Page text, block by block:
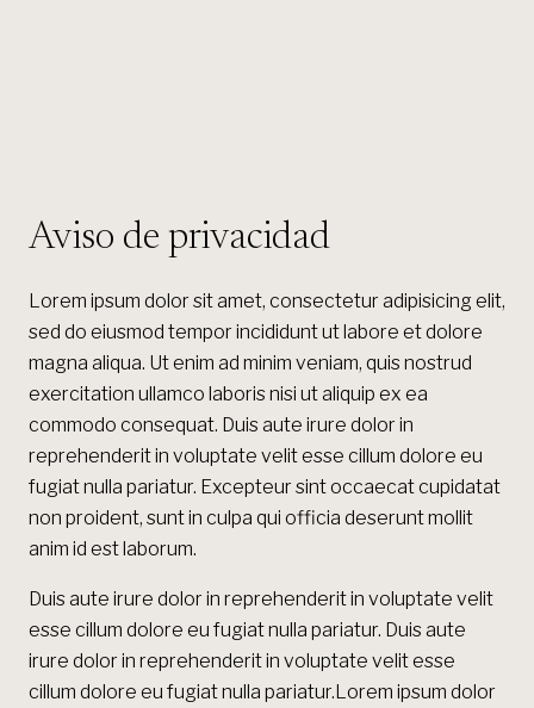
Aviso de privacidad
Lorem ipsum dolor sit amet, consectetur adipisicing elit,
sed do eiusmod tempor incididunt ut labore et dolore
magna aliqua. Ut enim ad minim veniam, quis nostrud
exercitation ullamco laboris nisi ut aliquip ex ea
commodo consequat. Duis aute irure dolor in
reprehenderit in voluptate velit esse cillum dolore eu
fugiat nulla pariatur. Excepteur sint occaecat cupidatat
non proident, sunt in culpa qui officia deserunt mollit
anim id est laborum.
Duis aute irure dolor in reprehenderit in voluptate velit
esse cillum dolore eu fugiat nulla pariatur. Duis aute
irure dolor in reprehenderit in voluptate velit esse
cillum dolore eu fugiat nulla pariatur.Lorem ipsum dolor